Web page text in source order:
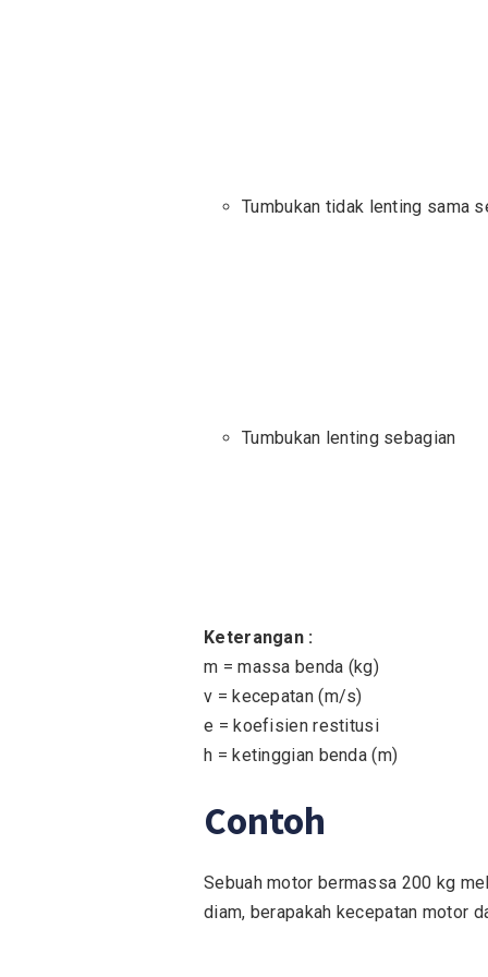
Tumbukan tidak lenting sama
Tumbukan lenting sebagian
Keterangan :
m = massa benda (kg)
v = kecepatan (m/s)
e = koefisien restitusi
h = ketinggian benda (m)
Contoh
Sebuah motor bermassa 200 kg
diam, berapakah kecepatan motor